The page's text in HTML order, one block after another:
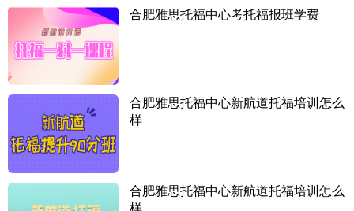
合肥雅思托福中心考托福报班学费
合肥雅思托福中心新航道托福培训怎么
样
合肥雅思托福中心新航道托福培训怎么
样